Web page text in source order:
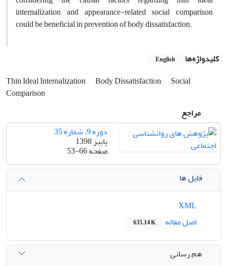
internalization and appearance-related social comparison
could be beneficial in prevention of body dissatisfaction.
کلیدواژه‌ها English
Thin Ideal Internalization Body Dissatisfaction
Social
Comparison
مراجع
دوره 9، شماره 35
پاییز 1398
صفحه53-66
فایل ها
اصل مقاله
635.14 K
هم رسانی